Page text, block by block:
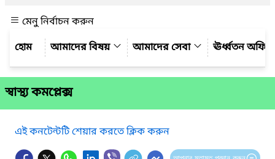
মেনু নির্বাচন করুন
আমাদের বিষয়
আমাদের সেবা ঊর্ধ্বতন অফিস
স্বাস্থ্য কমপ্লেক্স
এই কনটেন্টটি শেয়ার করতে ক্লিক করুন